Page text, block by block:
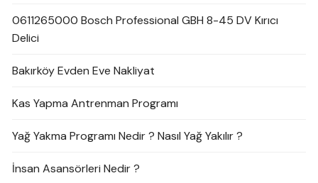
0611265000 Bosch Professional GBH 8-45 DV Kırıcı
Delici
Bakırköy Evden Eve Nakliyat
Kas Yapma Antrenman Programı
Yağ Yakma Programı Nedir ? Nasıl Yağ Yakılır ?
İnsan Asansörleri Nedir ?